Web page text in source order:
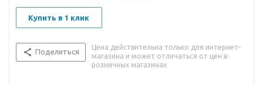
Купить в 1 клик
Поделиться
Цена действительна только для интернет-
магазина и может отличаться от цен в
розничных магазинах